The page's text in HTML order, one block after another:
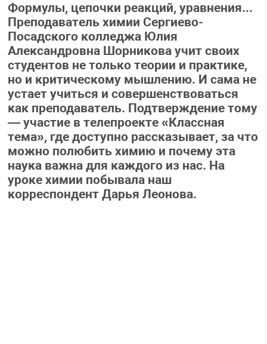
Формулы, цепочки реакций, уравнения...
Преподаватель химии Сергиево-
Посадского колледжа Юлия
Александровна Шорникова учит своих
студентов не только теории и практике,
но и критическому мышлению. И сама не
устает учиться и совершенствоваться
как преподаватель. Подтверждение тому
— участие в телепроекте «Классная
тема», где доступно рассказывает, за что
можно полюбить химию и почему эта
наука важна для каждого из нас. На
уроке химии побывала наш
корреспондент Дарья Леонова.